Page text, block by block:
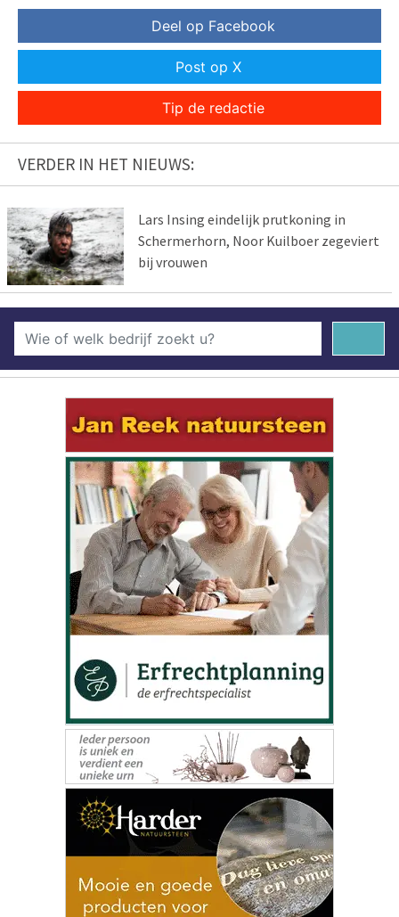
Deel op Facebook
Post op X
Tip de redactie
VERDER IN HET NIEUWS:
Lars Insing eindelijk prutkoning in
Schermerhorn, Noor Kuilboer zegeviert
bij vrouwen